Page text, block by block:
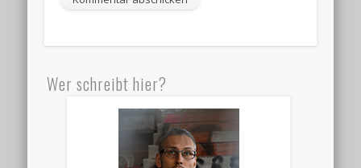
Wer schreibt hier?